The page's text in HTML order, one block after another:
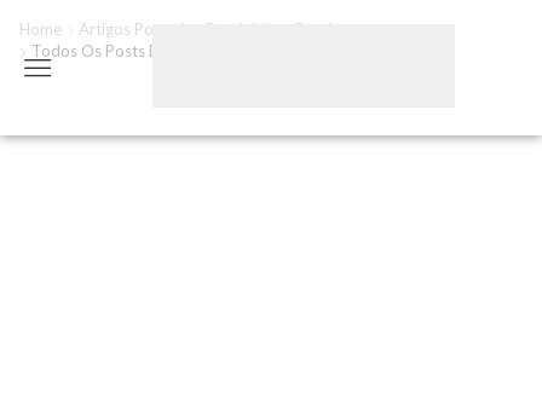
Home Artigos Postados Por
Adriana Bender
Todos Os Posts De Adriana Bender